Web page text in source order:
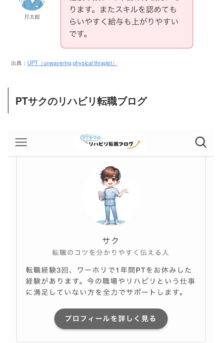
出典： UPT（unwavering physical thrapist）
PTサクのリハビリ転職ブログ